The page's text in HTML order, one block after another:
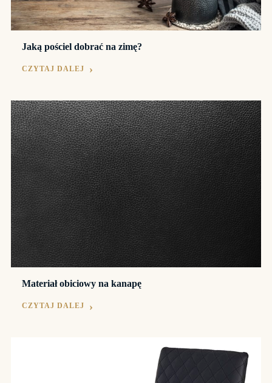
Jaką pościel dobrać na zimę?
CZYTAJ DALEJ
Materiał obiciowy na kanapę
CZYTAJ DALEJ